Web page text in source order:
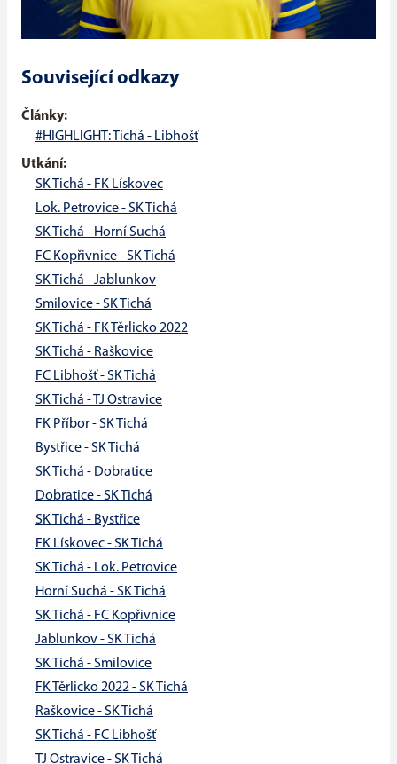
Související odkazy
Články:
#HIGHLIGHT: Tichá - Libhošť
Utkání:
SK Tichá - FK Lískovec
Lok. Petrovice - SK Tichá
SK Tichá - Horní Suchá
FC Kopřivnice - SK Tichá
SK Tichá - Jablunkov
Smilovice - SK Tichá
SK Tichá - FK Těrlicko 2022
SK Tichá - Raškovice
FC Libhošť - SK Tichá
SK Tichá - TJ Ostravice
FK Příbor - SK Tichá
Bystřice - SK Tichá
SK Tichá - Dobratice
Dobratice - SK Tichá
SK Tichá - Bystřice
FK Lískovec - SK Tichá
SK Tichá - Lok. Petrovice
Horní Suchá - SK Tichá
SK Tichá - FC Kopřivnice
Jablunkov - SK Tichá
SK Tichá - Smilovice
FK Těrlicko 2022 - SK Tichá
Raškovice - SK Tichá
SK Tichá - FC Libhošť
TJ Ostravice - SK Tichá